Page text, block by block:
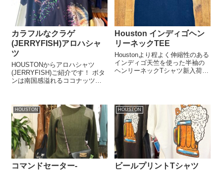
カラフルなクラゲ
(JERRYFISH)アロハシャ
ツ
HOUSTONからアロハシャツ
(JERRYFISH)ご紹介です！ ボタ
ンは南国感溢れるココナッツボ
ターンで配置！ 奄美の夏にもピ
ッタリのアロハシャツ、ご来店
の際も是非ご覧くだ...
Houston インディゴヘン
リーネックTEE
Houstonより程よく伸縮性のある
インディゴ天竺を使った半袖の
ヘンリーネックTシャツ新入荷し
トやカーディガンなどと合わ...
HOUSTON
コマンドセーター-
HOUSTON
ビールプリントTシャツ